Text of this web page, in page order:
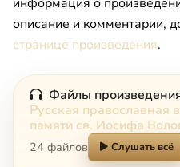
описание и комментарии,
странице произведения.
Файлы
Русская православная
памяти св. Иосифа
24 файлов Слушать всё